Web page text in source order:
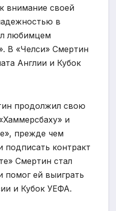
внимание своей
в
любимцем
В «Челси» Смертин
Англии и Кубок
продолжил свою
и
прежде чем
подписать контракт
Смертин стал
помог ей выиграть
и Кубок УЕФА.